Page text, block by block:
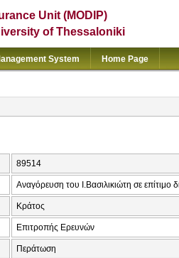
Unit (MODIP)
of Thessaloniki
System Home Page
89514
Αναγόρευση του Ι.Βασιλικιώτη σε
Κράτος
Επιτροπής Ερευνών
Περάτωση